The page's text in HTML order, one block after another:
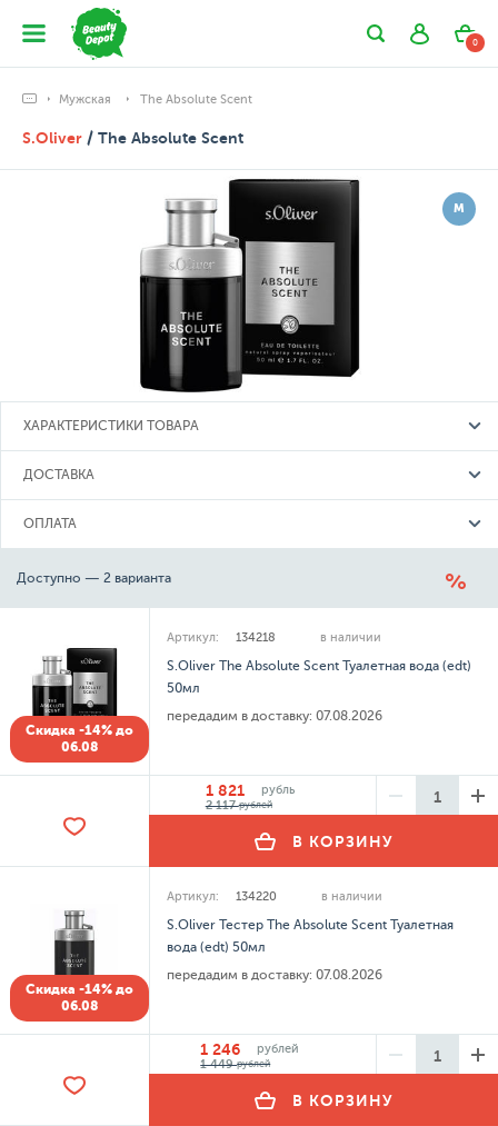
0
Мужская The Absolute Scent
S.Oliver / The Absolute Scent
М
ХАРАКТЕРИСТИКИ ТОВАРА
ДОСТАВКА
ОПЛАТА
Доступно — 2 варианта
Скидка -14% до
06.08
Артикул: 134218 в наличии
S.Oliver The Absolute Scent Туалетная вода (edt)
50мл
передадим в доставку: 07.08.2026
1 821
рубль
2 117рублей
В КОРЗИНУ
Скидка -14% до
06.08
Артикул: 134220 в наличии
S.Oliver Тестер The Absolute Scent Туалетная
вода (edt) 50мл
передадим в доставку: 07.08.2026
1 246
рублей
1 449рублей
В КОРЗИНУ